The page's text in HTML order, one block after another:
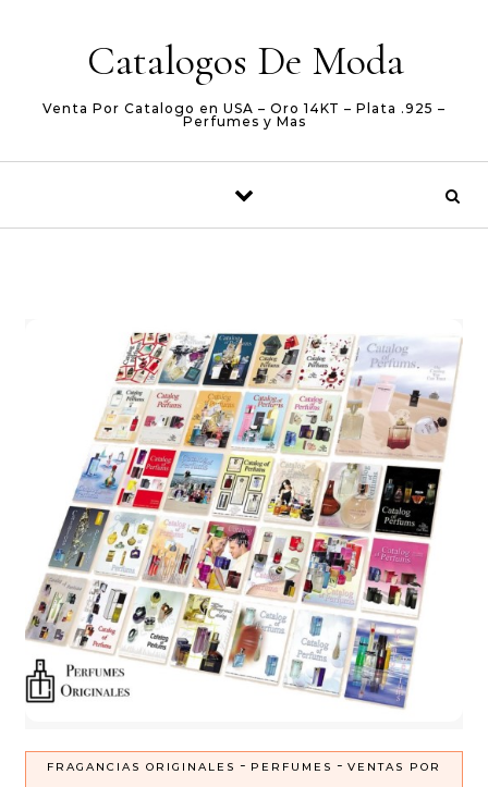
Catalogos De Moda
Venta Por Catalogo en USA – Oro 14KT – Plata .925 –
Perfumes y Mas
FRAGANCIAS ORIGINALES - PERFUMES - VENTAS POR